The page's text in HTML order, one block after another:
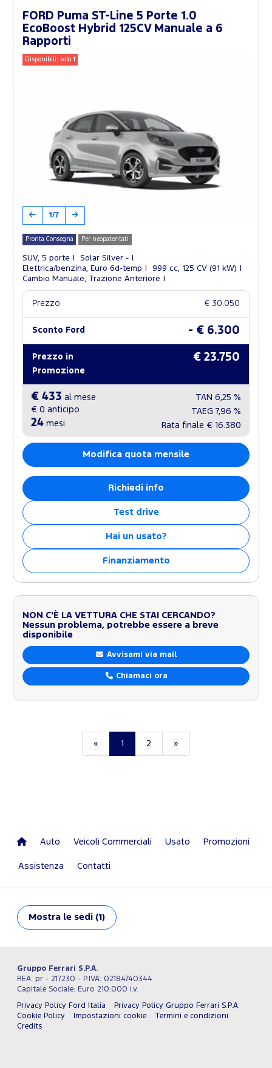
FORD Puma ST-Line 5 Porte 1.0
EcoBoost Hybrid 125CV Manuale a 6
Rapporti
Disponibili: solo1
1/7
Pronta Consegna Per neopatentati
SUV, 5 porte
Solar Silver -
Elettrica/benzina, Euro 6d-temp
999 cc, 125 CV (91 kW)
Cambio Manuale, Trazione Anteriore
Prezzo € 30.050
Sconto Ford - € 6.300
Prezzo in
Promozione
€ 23.750
€ 433 al mese
€ 0 anticipo
24 mesi
TAN 6,25 %
TAEG 7,96 %
Rata finale € 16.380
Modifica quota mensile
Richiedi info
Test drive
Hai un usato?
Finanziamento
NON C'È LA VETTURA CHE STAI CERCANDO?
Nessun problema, potrebbe essere a breve
disponibile
Avvisami via mail
Chiamaci ora
« 1 2 »
Auto Veicoli Commerciali Usato Promozioni
Assistenza Contatti
Mostra le sedi (1)
Gruppo Ferrari S.P.A.
REA: pr - 217230 - P.IVA: 02184740344
Capitale Sociale: Euro 210.000 i.v.
Privacy Policy Ford Italia
Privacy Policy Gruppo Ferrari S.P.A.
Cookie Policy
Impostazioni cookie
Termini e condizioni
Credits